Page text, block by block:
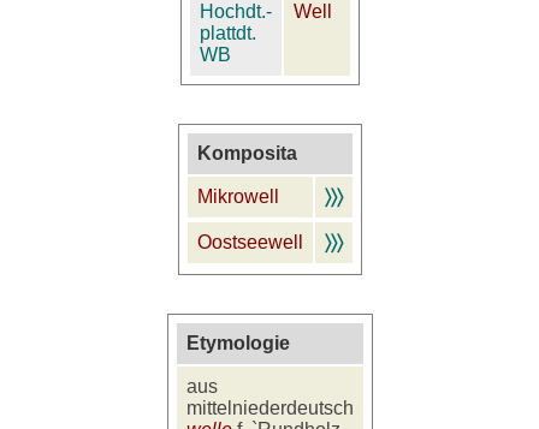
Hochdt.-
plattdt.
WB
Well
Komposita
Mikrowell 〉〉〉
Oostseewell 〉〉〉
Etymologie
aus
mittelniederdeutsch